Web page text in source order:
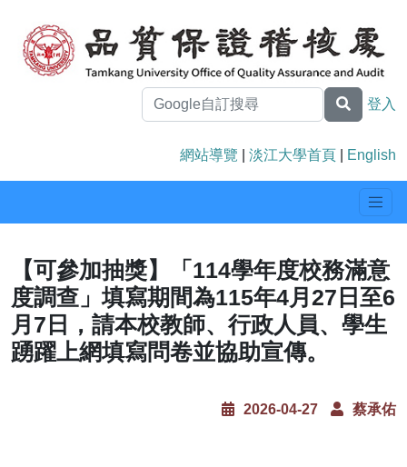
登入
網站導覽 淡江大學首頁 English
【可參加抽獎】「114學年度校務滿意
度調查」填寫期間為115年4月27日至6
月7日，請本校教師、行政人員、學生
踴躍上網填寫問卷並協助宣傳。
2026-04-27 蔡承佑